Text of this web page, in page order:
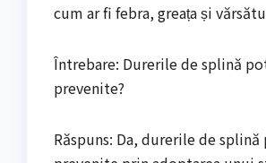
cum ar fi febra, greața și
Întrebare: Durerile de splină
prevenite?
Răspuns: Da, durerile de